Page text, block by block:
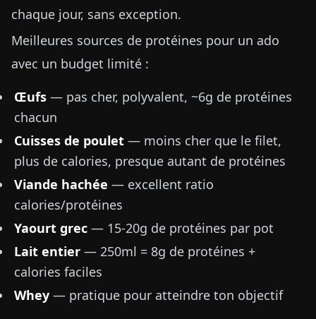
chaque jour, sans exception.
Meilleures sources de protéines pour un ado
avec un budget limité :
Œufs — pas cher, polyvalent, ~6g de protéines
chacun
Cuisses de poulet — moins cher que le filet,
plus de calories, presque autant de protéines
Viande hachée — excellent ratio
calories/protéines
Yaourt grec — 15-20g de protéines par pot
Lait entier — 250ml = 8g de protéines +
calories faciles
Whey — pratique pour atteindre ton objectif